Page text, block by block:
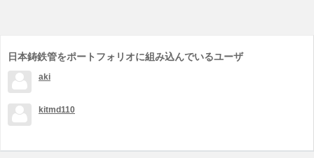
日本鋳鉄管をポートフォリオに組み込んでいるユーザ
aki
kitmd110